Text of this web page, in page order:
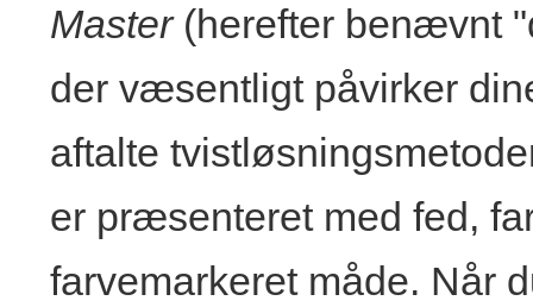
Master(herefter benævnt
der væsentligt påvirker
aftalte
er præsenteret med fed,
farvemarkeret måde. Når